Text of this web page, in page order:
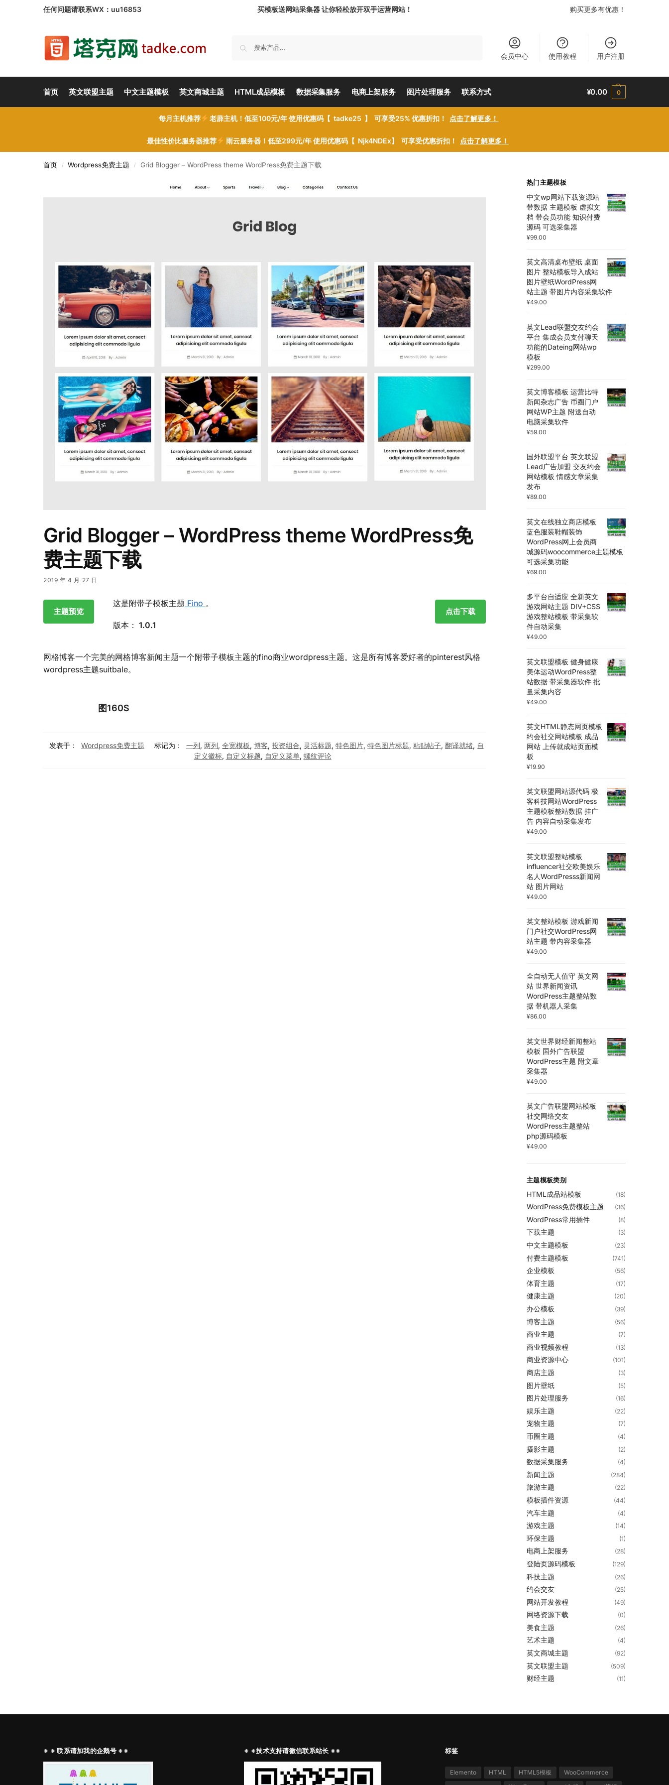
任何问题请联系WX：uu16853 买模板送网站采集器 让你轻松放开双手运营网站！ 购买更多有优惠！
会员中心 使用教程 用户注册
首页 英文联盟主题 中文主题模板 英文商城主题 HTML成品模板 数据采集服务 电商上架服务 图片处理服务 联系方式 ¥0.00 0
每月主机推荐 老薜主机！低至100元/年 使用优惠码【 tadke25 】 可享受25% 优惠折扣！ 点击了解更多！
最佳性价比服务器推荐 雨云服务器！低至299元/年 使用优惠码【 Njk4NDEx】 可享受优惠折扣！ 点击了解更多！
首页 / Wordpress免费主题 / Grid Blogger – WordPress theme WordPress免费主题下载
Grid Blogger – WordPress theme WordPress免
费主题下载
2019 年 4 月 27 日
主题预览 点击下载
这是附带子模板主题 Fino 。
版本： 1.0.1
网格博客一个完美的网格博客新闻主题一个附带子模板主题的fino商业wordpress主题。这是所有博客爱好者的pinterest风格
wordpress主题suitbale。
图160S
发表于： Wordpress免费主题 标记为： 一列 ,两列 ,全宽模板,博客,投资组合, 灵活标题,特色图片,特色图片标题,粘贴帖子,翻译就绪, 自
定义徽标, 自定义标题, 自定义菜单, 螺纹评论
热门主题模板
中文wp网站下载资源站
带数据 主题模板 虚拟文
档 带会员功能 知识付费
源码 可选采集器
¥99.00
英文高清桌布壁纸 桌面
图片 整站模板导入成站
图片壁纸WordPress网
站主题 带图片内容采集软件
¥49.00
英文Lead联盟交友约会
平台 集成会员支付聊天
功能的Dateing网站wp
模板
¥299.00
英文博客模板 运营比特
新闻杂志广告 币圈门户
网站WP主题 附送自动
电脑采集软件
¥59.00
国外联盟平台 英文联盟
Lead广告加盟 交友约会
网站模板 情感文章采集
发布
¥89.00
英文在线独立商店模板
蓝色服装鞋帽装饰
WordPress网上会员商
城源码woocommerce主题模板
可选采集功能
¥69.00
多平台自适应 全新英文
游戏网站主题 DIV+CSS
游戏整站模板 带采集软
件自动采集
¥49.00
英文联盟模板 健身健康
美体运动WordPress整
站数据 带采集器软件 批
量采集内容
¥49.00
英文HTML静态网页模板
约会社交网站模板 成品
网站 上传就成站页面模
板
¥19.90
英文联盟网站源代码 极
客科技网站WordPress
主题模板整站数据 挂广
告 内容自动采集发布
¥49.00
英文联盟整站模板
influencer社交欧美娱乐
名人WordPresss新闻网
站 图片网站
¥49.00
英文整站模板 游戏新闻
门户社交WordPress网
站主题 带内容采集器
¥49.00
全自动无人值守 英文网
站 世界新闻资讯
WordPress主题整站数
据 带机器人采集
¥86.00
英文世界财经新闻整站
模板 国外广告联盟
WordPress主题 附文章
采集器
¥49.00
英文广告联盟网站模板
社交网络交友
WordPress主题整站
php源码模板
¥49.00
主题模板类别
HTML成品站模板 (18)
WordPress免费模板主题 (36)
WordPress常用插件 (8)
下载主题 (3)
中文主题模板 (23)
付费主题模板 (741)
企业模板 (56)
体育主题 (17)
健康主题 (20)
办公模板 (39)
博客主题 (56)
商业主题 (7)
商业视频教程 (13)
商业资源中心 (101)
商店主题 (3)
图片壁纸 (5)
图片处理服务 (16)
娱乐主题 (22)
宠物主题 (7)
币圈主题 (4)
摄影主题 (2)
数据采集服务 (4)
新闻主题 (284)
旅游主题 (22)
模板插件资源 (44)
汽车主题 (4)
游戏主题 (14)
环保主题 (1)
电商上架服务 (28)
登陆页源码模板 (129)
科技主题 (26)
约会交友 (25)
网站开发教程 (49)
网络资源下载 (0)
美食主题 (26)
艺术主题 (4)
英文商城主题 (92)
英文联盟主题 (509)
财经主题 (11)
※ ※ 联系请加我的企鹅号 ※※ ※ ※技术支持请微信联系站长 ※※ 标签
Elemento HTML HTML5模板
WooCommerce